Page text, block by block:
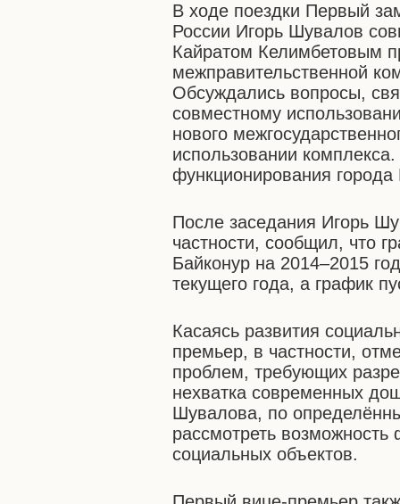
В ходе поездки Первый
России Игорь Шувалов
Кайратом Келимбетовым
межправительственной
Обсуждались вопросы,
совместному
нового
использовании
функционирования города
После заседания Игорь
частности, сообщил, что
Байконур на 2014–2015
текущего года, а график
Касаясь развития
премьер, в частности,
проблем, требующих
нехватка современных
Шувалова, по
рассмотреть
социальных объектов.